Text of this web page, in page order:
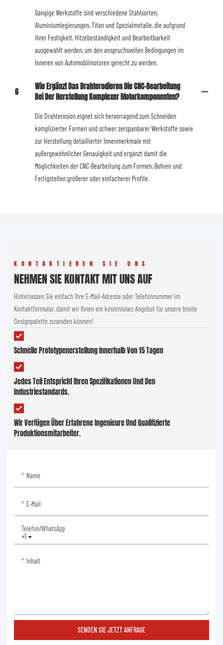
Gängige Werkstoffe sind verschiedene Stahlsorten,
Aluminiumlegierungen, Titan und Spezialmetalle, die aufgrund
ihrer Festigkeit, Hitzebeständigkeit und Bearbeitbarkeit
ausgewählt werden, um den anspruchsvollen Bedingungen im
Inneren von Automobilmotoren gerecht zu werden.
6
Wie Ergänzt Das Drahterodieren Die CNC-Bearbeitung
Bei Der Herstellung Komplexer Motorkomponenten?
Die Drahterosion eignet sich hervorragend zum Schneiden
komplizierter Formen und schwer zerspanbarer Werkstoffe sowie
zur Herstellung detaillierter Innenmerkmale mit
außergewöhnlicher Genauigkeit und ergänzt damit die
Möglichkeiten der CNC-Bearbeitung zum Formen, Bohren und
Fertigstellen größerer oder einfacherer Profile.
KONTAKTIEREN SIE UNS
NEHMEN SIE KONTAKT MIT UNS AUF
Hinterlassen Sie einfach Ihre E-Mail-Adresse oder Telefonnummer im
Kontaktformular, damit wir Ihnen ein kostenloses Angebot für unsere breite
Designpalette zusenden können!
Schnelle Prototypenerstellung Innerhalb Von 15 Tagen
Jedes Teil Entspricht Ihren Spezifikationen Und Den
Industriestandards.
Wir Verfügen Über Erfahrene Ingenieure Und Qualifizierte
Produktionsmitarbeiter.
Name
E-Mail
+1
Telefon/WhatsApp
Inhalt
SENDEN SIE JETZT ANFRAGE